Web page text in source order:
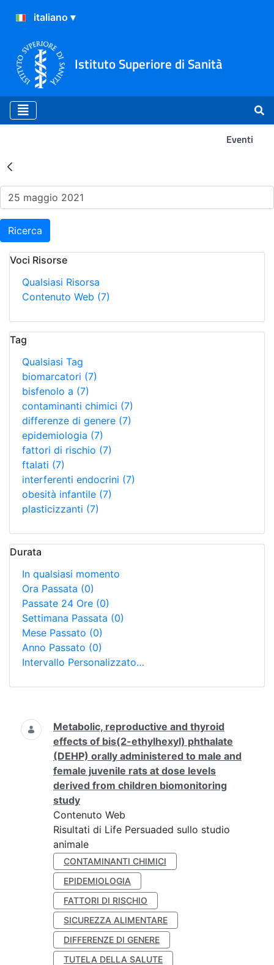
Istituto Superiore di Sanità
Eventi
Risultati della Ricerca -
Ricerca
Voci Risorse
Qualsiasi Risorsa
Contenuto Web (7)
Tag
Qualsiasi Tag
biomarcatori (7)
bisfenolo a (7)
contaminanti chimici (7)
differenze di genere (7)
epidemiologia (7)
fattori di rischio (7)
ftalati (7)
interferenti endocrini (7)
obesità infantile (7)
plasticizzanti (7)
Durata
In qualsiasi momento
Ora Passata (0)
Passate 24 Ore (0)
Settimana Passata (0)
Mese Passato (0)
Anno Passato (0)
Intervallo Personalizzato…
Ricerca
Metabolic, reproductive and thyroid
effects of bis(2-ethylhexyl) phthalate
(DEHP) orally administered to male and
female juvenile rats at dose levels
derived from children biomonitoring
study
Contenuto Web
Risultati di Life Persuaded sullo studio
animale
CONTAMINANTI CHIMICI
EPIDEMIOLOGIA
FATTORI DI RISCHIO
SICUREZZA ALIMENTARE
DIFFERENZE DI GENERE
TUTELA DELLA SALUTE